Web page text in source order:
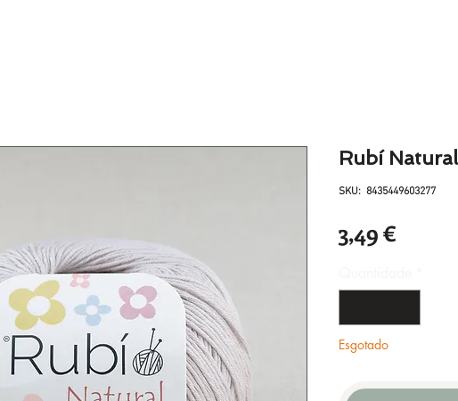
Rubí
SKU: 8435449603277
3,49 €
Esgotado